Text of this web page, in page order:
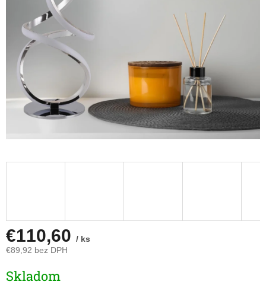
hviezdičiek.
€110,60 / ks
€89,92 bez DPH
cena:
Skladom